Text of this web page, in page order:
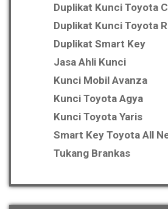
Duplikat Kunci Toyota
Duplikat Kunci Toyota
Duplikat Smart Key
Jasa Ahli Kunci
Kunci Mobil Avanza
Kunci Toyota Agya
Kunci Toyota Yaris
Smart Key Toyota All
Tukang Brankas